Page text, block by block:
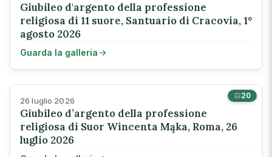
Giubileo d'argento della professione
religiosa di 11 suore, Santuario di Cracovia, 1º
agosto 2026
Guarda la galleria
20
26 luglio 2026
Giubileo d’argento della professione
religiosa di Suor Wincenta Mąka, Roma, 26
luglio 2026